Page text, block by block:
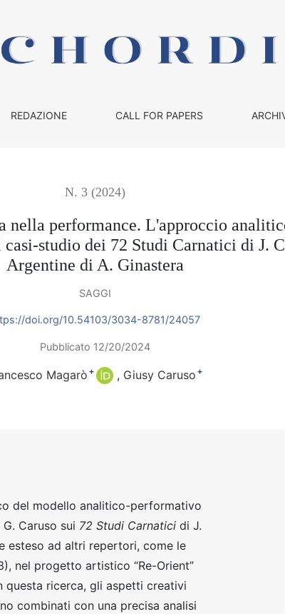
L&#039;approccio analitico-performativo
REDAZIONE CALL FOR PAPERS
N. 3 (2024)
performance. L'approccio
studio dei 72 Studi Carnatici di J.
Argentine di A. Ginastera
SAGGI
doi.org/10.54103/3034-8781/24057
Pubblicato 12/20/2024
Magarò + Giusy Caruso +
del modello analitico-performativo
Caruso sui 72 Studi Carnatici di J.
esteso ad altri repertori, come le
nel progetto artistico “Re-Orient”
questa ricerca, gli aspetti creativi
combinati con una precisa analisi